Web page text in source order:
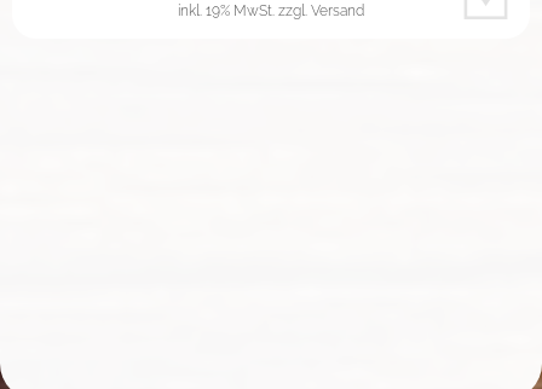
inkl. 19% MwSt. zzgl. Versand